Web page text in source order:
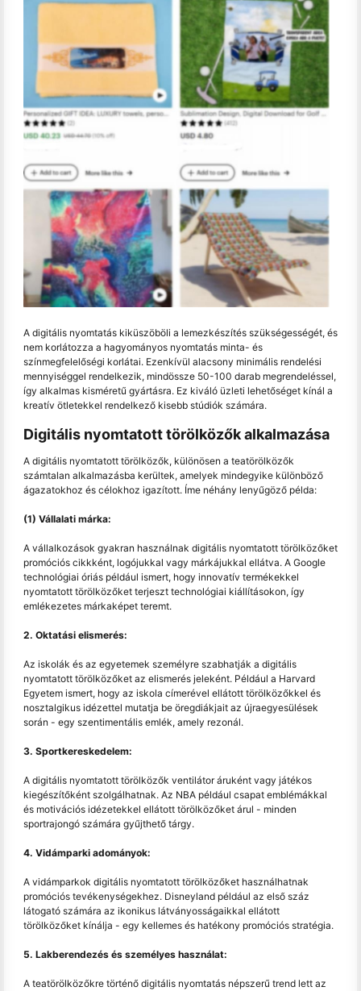
A digitális nyomtatás kiküszöböli a lemezkészítés szükségességét, és
nem korlátozza a hagyományos nyomtatás minta- és
színmegfelelőségi korlátai. Ezenkívül alacsony minimális rendelési
mennyiséggel rendelkezik, mindössze 50-100 darab megrendeléssel,
így alkalmas kisméretű gyártásra. Ez kiváló üzleti lehetőséget kínál a
kreatív ötletekkel rendelkező kisebb stúdiók számára.
Digitális nyomtatott törölközők alkalmazása
A digitális nyomtatott törölközők, különösen a teatörölközők
számtalan alkalmazásba kerültek, amelyek mindegyike különböző
ágazatokhoz és célokhoz igazított. Íme néhány lenyűgöző példa:
(1) Vállalati márka:
A vállalkozások gyakran használnak digitális nyomtatott törölközőket
promóciós cikkként, logójukkal vagy márkájukkal ellátva. A Google
technológiai óriás például ismert, hogy innovatív termékekkel
nyomtatott törölközőket terjeszt technológiai kiállításokon, így
emlékezetes márkaképet teremt.
2. Oktatási elismerés:
Az iskolák és az egyetemek személyre szabhatják a digitális
nyomtatott törölközőket az elismerés jeleként. Például a Harvard
Egyetem ismert, hogy az iskola címerével ellátott törölközőkkel és
nosztalgikus idézettel mutatja be öregdiákjait az újraegyesülések
során - egy szentimentális emlék, amely rezonál.
3. Sportkereskedelem:
A digitális nyomtatott törölközők ventilátor áruként vagy játékos
kiegészítőként szolgálhatnak. Az NBA például csapat emblémákkal
és motivációs idézetekkel ellátott törölközőket árul - minden
sportrajongó számára gyűjthető tárgy.
4. Vidámparki adományok:
A vidámparkok digitális nyomtatott törölközőket használhatnak
promóciós tevékenységekhez. Disneyland például az első száz
látogató számára az ikonikus látványosságaikkal ellátott
törölközőket kínálja - egy kellemes és hatékony promóciós stratégia.
5. Lakberendezés és személyes használat:
A teatörölközőkre történő digitális nyomtatás népszerű trend lett az